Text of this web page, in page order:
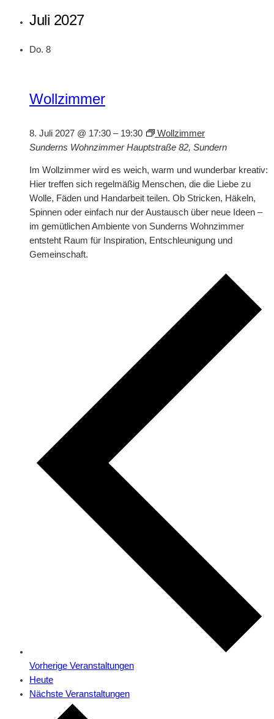
Juli 2027
Do. 8
Wollzimmer
8. Juli 2027 @ 17:30 – 19:30
Wollzimmer
Sunderns WohnzimmerHauptstraße 82, Sundern
Im Wollzimmer wird es weich, warm und wunderbar kreativ:
Hier treffen sich regelmäßig Menschen, die die Liebe zu
Wolle, Fäden und Handarbeit teilen. Ob Stricken, Häkeln,
Spinnen oder einfach nur der Austausch über neue Ideen –
im gemütlichen Ambiente von Sunderns Wohnzimmer
entsteht Raum für Inspiration, Entschleunigung und
Gemeinschaft.
Vorherige Veranstaltungen
Heute
Nächste Veranstaltungen